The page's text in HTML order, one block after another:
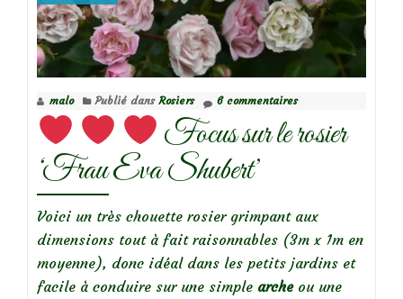
Géranium
sanguineum
malo Publié dans Rosiers 6 commentaires
Focus sur le rosier
‘Frau Eva Shubert’
Voici un très chouette rosier grimpant aux
dimensions tout à fait raisonnables (3m x 1m en
moyenne), donc idéal dans les petits jardins et
facile à conduire sur une simple archeou une